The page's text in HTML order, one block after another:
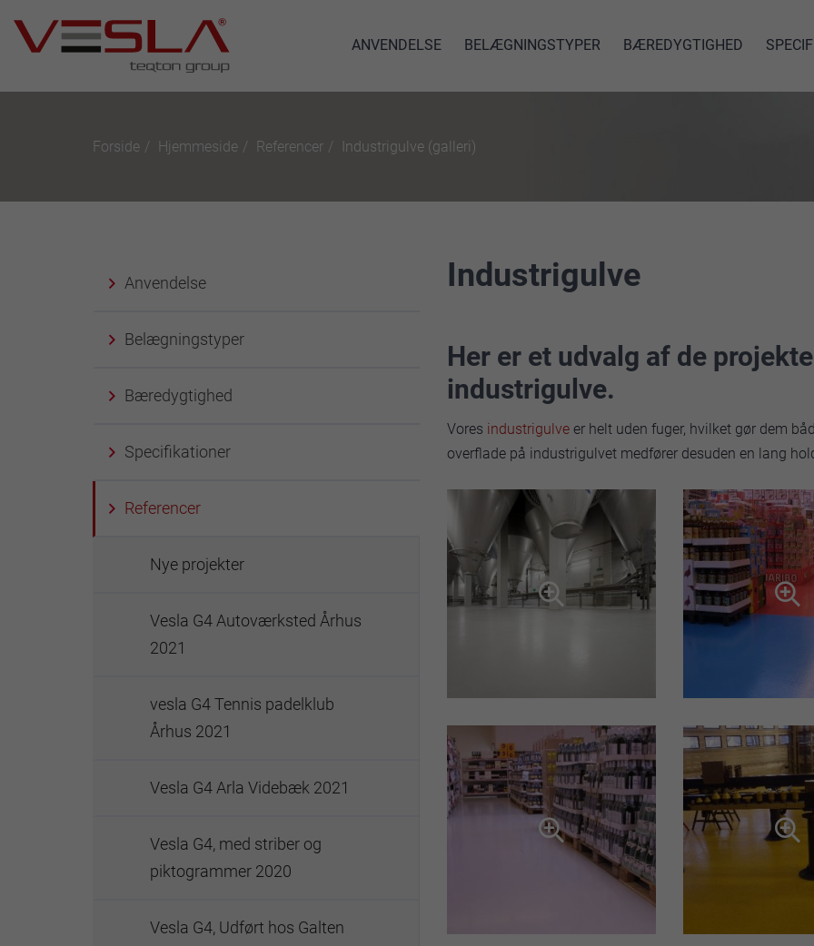
ANVENDELSE BELÆGNINGSTYPER BÆREDYGTIGHED
Forside Hjemmeside Referencer Industrigulve (galleri)
Anvendelse
Belægningstyper
Bæredygtighed
Specifikationer
Referencer
Nye projekter
Vesla G4 Autoværksted Århus
2021
vesla G4 Tennis padelklub
Århus 2021
Vesla G4 Arla Videbæk 2021
Vesla G4, med striber og
piktogrammer 2020
Vesla G4, Udført hos Galten
Industrigulve
Her er et udvalg af de
industrigulve.
Vores industrigulve er helt uden fuger, hvilket gør dem
overflade på industrigulvet medfører desuden en lang
 
 